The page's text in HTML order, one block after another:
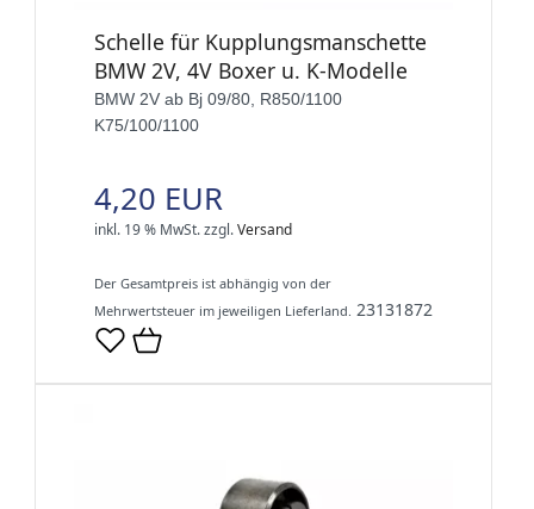
Schelle für Kupplungsmanschette
BMW 2V, 4V Boxer u. K-Modelle
BMW 2V ab Bj 09/80, R850/1100
K75/100/1100
4,20 EUR
inkl. 19 % MwSt.zzgl.Versand
Der Gesamtpreis ist abhängig von der
Mehrwertsteuer im jeweiligen Lieferland. 23131872